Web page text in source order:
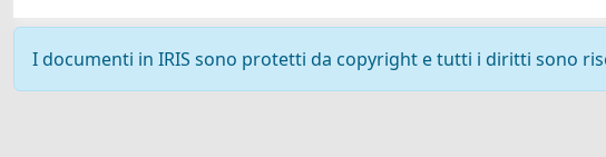
I documenti in IRIS sono protetti da copyright e tutti i diritti sono